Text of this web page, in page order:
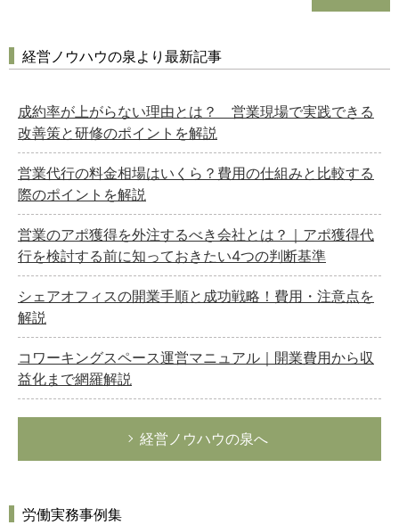
経営ノウハウの泉より最新記事
成約率が上がらない理由とは？ 営業現場で実践できる
改善策と研修のポイントを解説
営業代行の料金相場はいくら？費用の仕組みと比較する
際のポイントを解説
営業のアポ獲得を外注するべき会社とは？｜アポ獲得代
行を検討する前に知っておきたい4つの判断基準
シェアオフィスの開業手順と成功戦略！費用・注意点を
解説
コワーキングスペース運営マニュアル｜開業費用から収
益化まで網羅解説
経営ノウハウの泉へ
労働実務事例集